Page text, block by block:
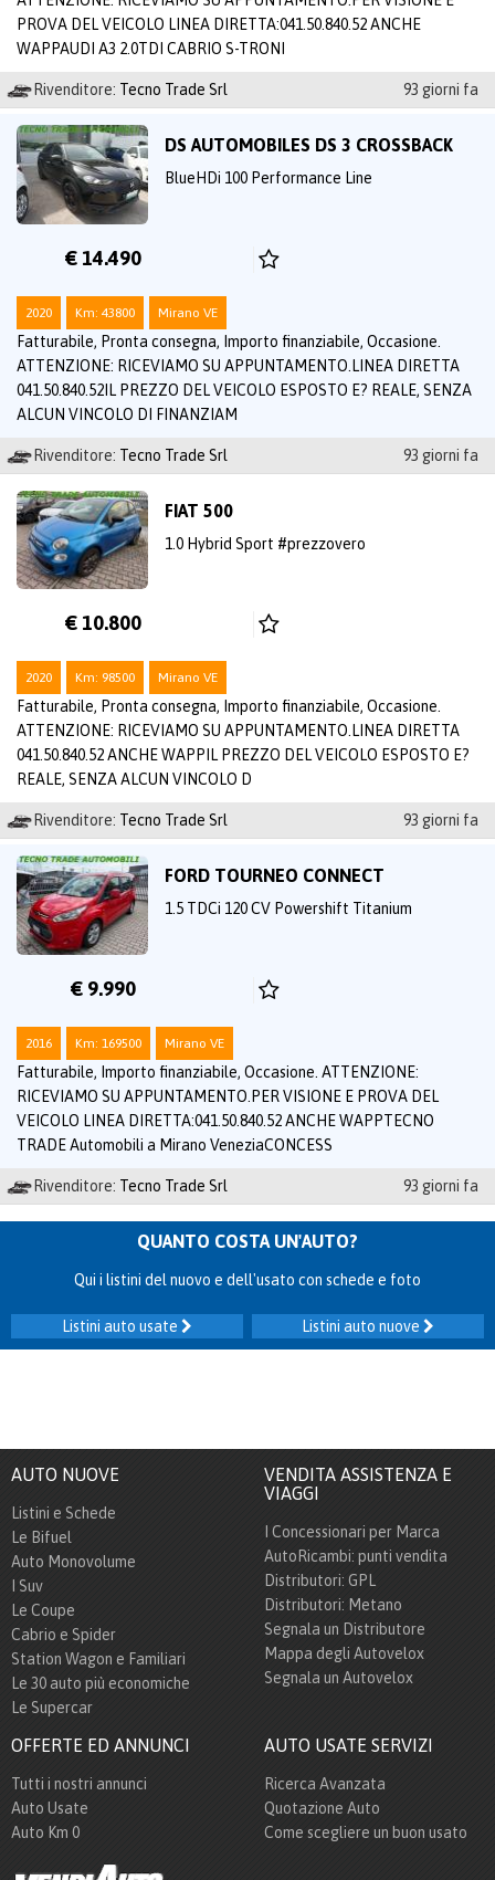
PROVA DEL VEICOLO LINEA DIRETTA:041.50.840.52 ANCHE
WAPPAUDI A3 2.0TDI CABRIO S-TRONI
Rivenditore: Tecno Trade Srl 93 giorni fa
DS AUTOMOBILES DS 3 CROSSBACK
BlueHDi 100 Performance Line
€ 14.490
2020 Km: 43800 Mirano VE
Fatturabile, Pronta consegna, Importo finanziabile, Occasione.
ATTENZIONE: RICEVIAMO SU APPUNTAMENTO.LINEA DIRETTA
041.50.840.52IL PREZZO DEL VEICOLO ESPOSTO E? REALE, SENZA
ALCUN VINCOLO DI FINANZIAM
Rivenditore: Tecno Trade Srl 93 giorni fa
FIAT 500
1.0 Hybrid Sport #prezzovero
€ 10.800
2020 Km: 98500 Mirano VE
Fatturabile, Pronta consegna, Importo finanziabile, Occasione.
ATTENZIONE: RICEVIAMO SU APPUNTAMENTO.LINEA DIRETTA
041.50.840.52 ANCHE WAPPIL PREZZO DEL VEICOLO ESPOSTO E?
REALE, SENZA ALCUN VINCOLO D
Rivenditore: Tecno Trade Srl 93 giorni fa
FORD TOURNEO CONNECT
1.5 TDCi 120 CV Powershift Titanium
€ 9.990
2016 Km: 169500 Mirano VE
Fatturabile, Importo finanziabile, Occasione. ATTENZIONE:
RICEVIAMO SU APPUNTAMENTO.PER VISIONE E PROVA DEL
VEICOLO LINEA DIRETTA:041.50.840.52 ANCHE WAPPTECNO
TRADE Automobili a Mirano VeneziaCONCESS
Rivenditore: Tecno Trade Srl 93 giorni fa
QUANTO COSTA UN'AUTO?
Qui i listini del nuovo e dell'usato con schede e foto
Listini auto nuove
Listini auto usate
AUTO NUOVE
Listini e Schede
Le Bifuel
Auto Monovolume
I Suv
Le Coupe
Cabrio e Spider
Station Wagon e Familiari
Le 30 auto più economiche
Le Supercar
VENDITA ASSISTENZA E
VIAGGI
I Concessionari per Marca
AutoRicambi: punti vendita
Distributori: GPL
Distributori: Metano
Segnala un Distributore
Mappa degli Autovelox
Segnala un Autovelox
OFFERTE ED ANNUNCI
Tutti i nostri annunci
Auto Usate
Auto Km 0
AUTO USATE SERVIZI
Ricerca Avanzata
Quotazione Auto
Come scegliere un buon usato